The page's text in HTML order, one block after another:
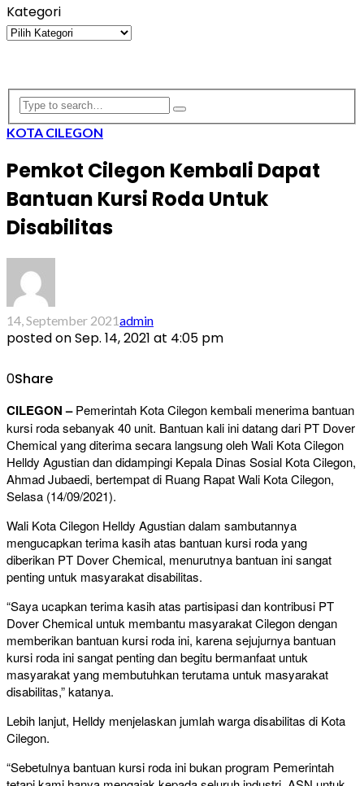
Kategori
Kategori
KOTA CILEGON
Pemkot Cilegon Kembali Dapat
Bantuan Kursi Roda Untuk
Disabilitas
14, September 2021admin
posted onSep. 14, 2021 at 4:05 pm
0Share
CILEGON –Pemerintah Kota Cilegon kembali menerima bantuan
kursi roda sebanyak 40 unit. Bantuan kali ini datang dari PT Dover
Chemical yang diterima secara langsung oleh Wali Kota Cilegon
Helldy Agustian dan didampingi Kepala Dinas Sosial Kota Cilegon,
Ahmad Jubaedi, bertempat di Ruang Rapat Wali Kota Cilegon,
Selasa (14/09/2021).
Wali Kota Cilegon Helldy Agustian dalam sambutannya
mengucapkan terima kasih atas bantuan kursi roda yang
diberikan PT Dover Chemical, menurutnya bantuan ini sangat
penting untuk masyarakat disabilitas.
“Saya ucapkan terima kasih atas partisipasi dan kontribusi PT
Dover Chemical untuk membantu masyarakat Cilegon dengan
memberikan bantuan kursi roda ini, karena sejujurnya bantuan
kursi roda ini sangat penting dan begitu bermanfaat untuk
masyarakat yang membutuhkan terutama untuk masyarakat
disabilitas,” katanya.
Lebih lanjut, Helldy menjelaskan jumlah warga disabilitas di Kota
Cilegon.
“Sebetulnya bantuan kursi roda ini bukan program Pemerintah